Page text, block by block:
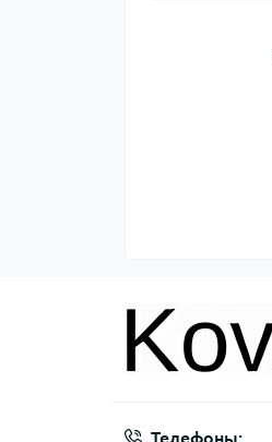
Телефоны: